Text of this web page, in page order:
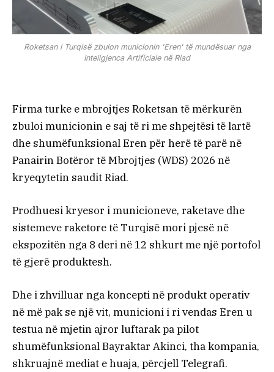
Roketsan i Turqisë zbulon municionin 'Eren' të mundësuar nga
Inteligjenca Artificiale në Riad
Firma turke e mbrojtjes Roketsan të mërkurën
zbuloi municionin e saj të ri me shpejtësi të lartë
dhe shumëfunksional Eren për herë të parë në
Panairin Botëror të Mbrojtjes (WDS) 2026 në
kryeqytetin saudit Riad.
Prodhuesi kryesor i municioneve, raketave dhe
sistemeve raketore të Turqisë mori pjesë në
ekspozitën nga 8 deri në 12 shkurt me një portofol
të gjerë produktesh.
Dhe i zhvilluar nga koncepti në produkt operativ
në më pak se një vit, municioni i ri vendas Eren u
testua në mjetin ajror luftarak pa pilot
shumëfunksional Bayraktar Akinci, tha kompania,
shkruajnë mediat e huaja, përcjell Telegrafi.